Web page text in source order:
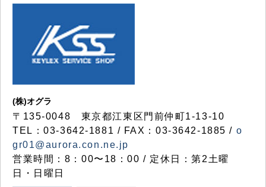
(株)オグラ
〒135-0048 東京都江東区門前仲町1-13-10
TEL：03-3642-1881 / FAX：03-3642-1885 / o
gr01@aurora.con.ne.jp
営業時間：8：00〜18：00 / 定休日：第2土曜
日・日曜日